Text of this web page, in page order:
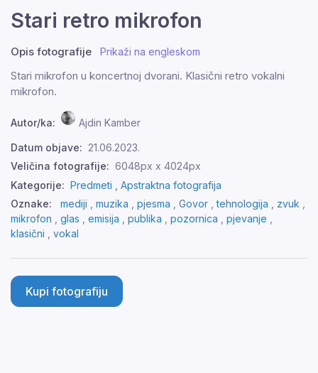
Stari retro mikrofon
Opis fotografije Prikaži na engleskom
Stari mikrofon u koncertnoj dvorani. Klasični retro vokalni
mikrofon.
Autor/ka: Ajdin Kamber
Datum objave: 21.06.2023.
Veličina fotografije: 6048px x 4024px
Kategorije: Predmeti , Apstraktna fotografija
Oznake:
mediji muzika pjesma Govor ,tehnologija zvuk
mikrofon
glas emisija publika pozornica pjevanje
klasični
vokal
Kupi fotografiju